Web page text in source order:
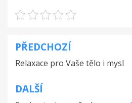
Navigace
pro
příspěvek
PŘEDCHOZÍ
Relaxace pro Vaše tělo i mysl
DALŠÍ